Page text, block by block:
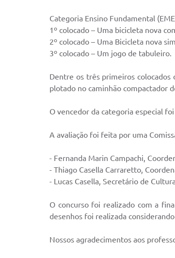
Categoria Ensino Fundamental
1º colocado – Uma bicicleta nova
2º colocado – Uma Bicicleta nova
3º colocado – Um jogo de tabuleiro.
Dentre os três primeiros colocados
plotado no caminhão compactador
O vencedor da categoria especial
A avaliação foi feita por uma
- Fernanda Marin Campachi,
- Thiago Casella Carraretto,
- Lucas Casella, Secretário de
O concurso foi realizado com a
desenhos foi realizada
Nossos agradecimentos aos